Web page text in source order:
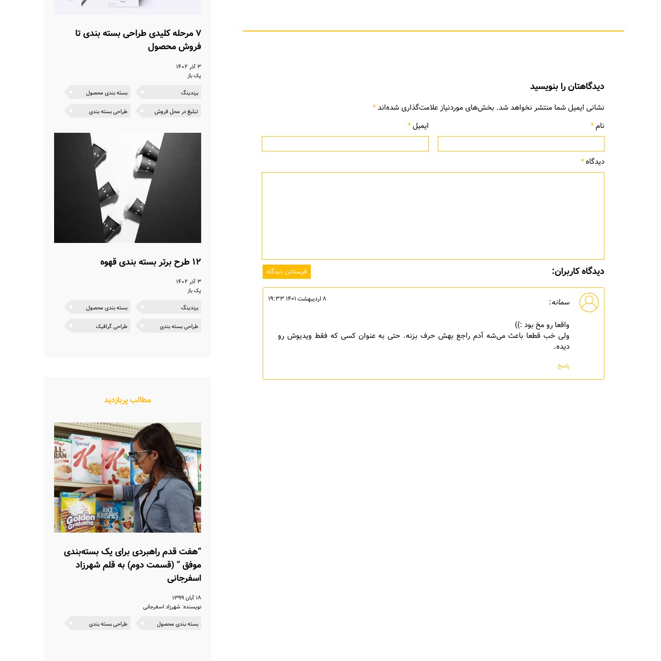
دیدگاهتان را بنویسید
نشانی ایمیل شما منتشر نخواهد شد. بخش‌های موردنیاز علامت‌گذاری شده‌اند*
نام* ایمیل*
دیدگاه*
دیدگاه کاربران:
سمانه: ۸ اردیبهشت ۱۴۰۱ ۱۹:۳۳
واقعا رو مخ بود :))
ولی خب قطعا باعث می‌شه آدم راجع بهش حرف بزنه. حتی به عنوان کسی که فقط ویدیوش رو
دیده.
پاسخ
۷ مرحله کلیدی طراحی بسته بندی تا
فروش محصول
۳ آذر ۱۴۰۲
پک باز
برندینگ
بسته بندی محصول
تبلیغ در محل فروش طراحی بسته بندی
۱۲ طرح برتر بسته بندی قهوه
۳ آذر ۱۴۰۲
پک باز
برندینگ
بسته بندی محصول
طراحی بسته بندی طراحی گرافیک
مطالب پربازدید
“هفت قدم راهبردی برای یک بسته‌بندی
موفق ” (قسمت دوم) به قلم شهرزاد
اسفرجانی
۱۸ آبان ۱۳۹۹
نویسنده: شهرزاد اسفرجانی
بسته بندی محصول
طراحی بسته بندی